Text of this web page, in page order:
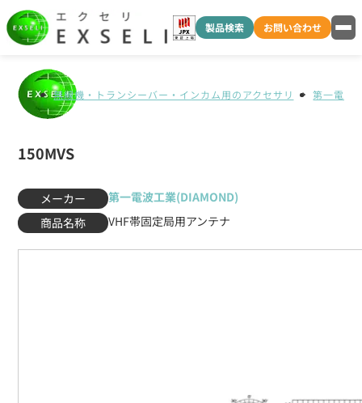
製品検索 お問い合わせ
無線機・トランシーバー・インカム用のアクセサリ 第一電波
150MVS
メーカー
第一電波工業(DIAMOND)
商品名称
VHF帯固定局用アンテナ